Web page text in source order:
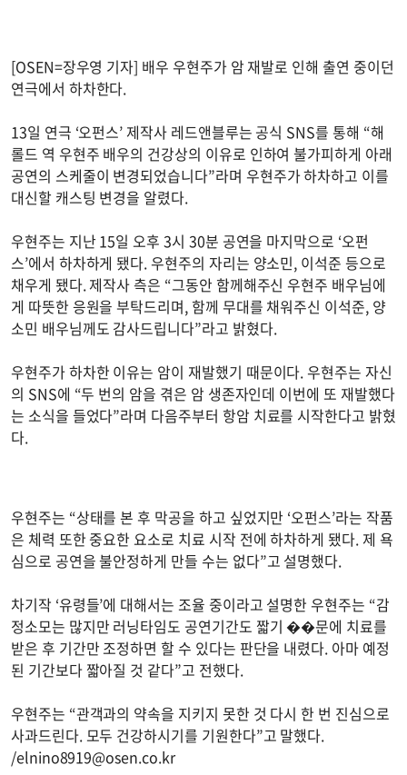
[OSEN=장우영 기자] 배우 우현주가 암 재발로 인해 출연 중이던
연극에서 하차한다.
13일 연극 ‘오펀스’ 제작사 레드앤블루는 공식 SNS를 통해 “해
롤드 역 우현주 배우의 건강상의 이유로 인하여 불가피하게 아래
공연의 스케줄이 변경되었습니다”라며 우현주가 하차하고 이를
대신할 캐스팅 변경을 알렸다.
우현주는 지난 15일 오후 3시 30분 공연을 마지막으로 ‘오펀
스’에서 하차하게 됐다. 우현주의 자리는 양소민, 이석준 등으로
채우게 됐다. 제작사 측은 “그동안 함께해주신 우현주 배우님에
게 따뜻한 응원을 부탁드리며, 함께 무대를 채워주신 이석준, 양
소민 배우님께도 감사드립니다”라고 밝혔다.
우현주가 하차한 이유는 암이 재발했기 때문이다. 우현주는 자신
의 SNS에 “두 번의 암을 겪은 암 생존자인데 이번에 또 재발했다
는 소식을 들었다”라며 다음주부터 항암 치료를 시작한다고 밝혔
다.
우현주는 “상태를 본 후 막공을 하고 싶었지만 ‘오펀스’라는 작품
은 체력 또한 중요한 요소로 치료 시작 전에 하차하게 됐다. 제 욕
심으로 공연을 불안정하게 만들 수는 없다”고 설명했다.
차기작 ‘유령들’에 대해서는 조율 중이라고 설명한 우현주는 “감
정소모는 많지만 러닝타임도 공연기간도 짧기 ��문에 치료를
받은 후 기간만 조정하면 할 수 있다는 판단을 내렸다. 아마 예정
된 기간보다 짧아질 것 같다”고 전했다.
우현주는 “관객과의 약속을 지키지 못한 것 다시 한 번 진심으로
사과드린다. 모두 건강하시기를 기원한다”고 말했다.
/elnino8919@osen.co.kr